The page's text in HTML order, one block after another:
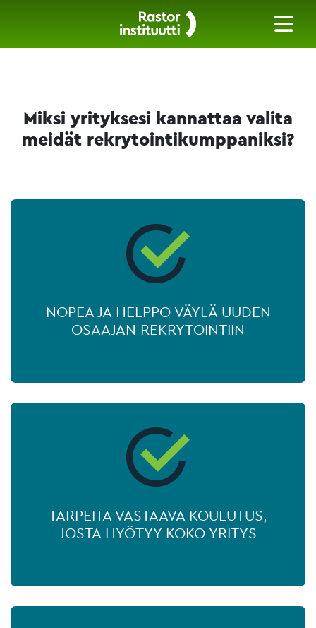
Miksi yrityksesi kannattaa valita
meidät rekrytointikumppaniksi?
NOPEA JA HELPPO VÄYLÄ UUDEN
OSAAJAN REKRYTOINTIIN
TARPEITA VASTAAVA KOULUTUS,
JOSTA HYÖTYY KOKO YRITYS